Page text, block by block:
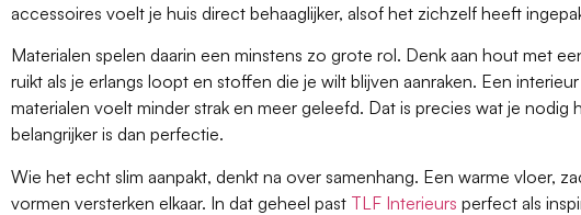
accessoires voelt je huis direct behaaglijker, alsof het zichzelf heeft
Materialen spelen daarin een minstens zo grote rol. Denk aan hout met
ruikt als je erlangs loopt en stoffen die je wilt blijven aanraken. Een
materialen voelt minder strak en meer geleefd. Dat is precies wat je
belangrijker is dan perfectie.
Wie het echt slim aanpakt, denkt na over samenhang. Een warme vloer,
vormen versterken elkaar. In dat geheel past TLF Interieurs perfect als